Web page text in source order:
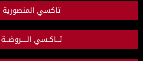
تاكسي المنصورية
تــاكـسي الــــروضــة